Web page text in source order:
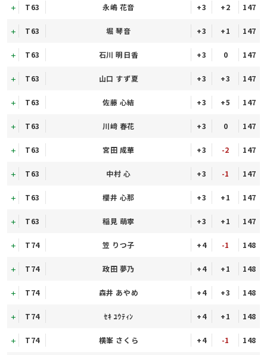
T63 永嶋 花音 +3 +2 147
T63 堀 琴音 +3 +1 147
T63 石川 明日香 +3 0 147
T63 山口 すず夏 +3 +3 147
T63 佐藤 心結 +3 +5 147
T63 川﨑 春花 +3 0 147
T63 宮田 成華 +3 -2 147
T63 中村 心 +3 -1 147
T63 櫻井 心那 +3 +1 147
T63 稲見 萌寧 +3 +1 147
T74 笠 りつ子 +4 -1 148
T74 政田 夢乃 +4 +1 148
T74 森井 あやめ +4 +3 148
T74 ｾｷ ﾕｳﾃｨﾝ +4 +1 148
T74 横峯 さくら +4 -1 148